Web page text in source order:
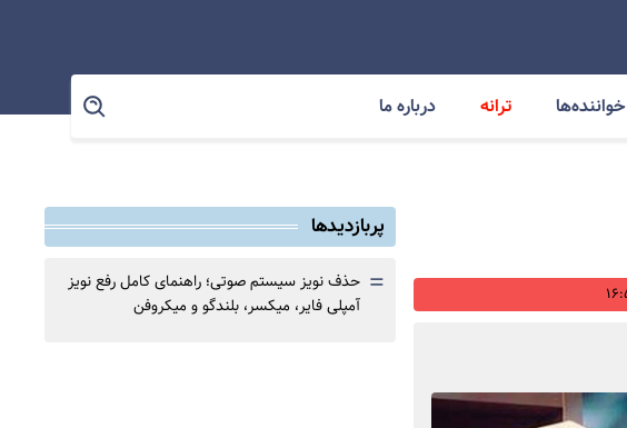
خواننده‌ها ترانه درباره ما
پربازدیدها
= حذف نویز سیستم صوتی؛ راهنمای کامل رفع نویز
آمپلی فایر، میکسر، بلندگو و میکروفن